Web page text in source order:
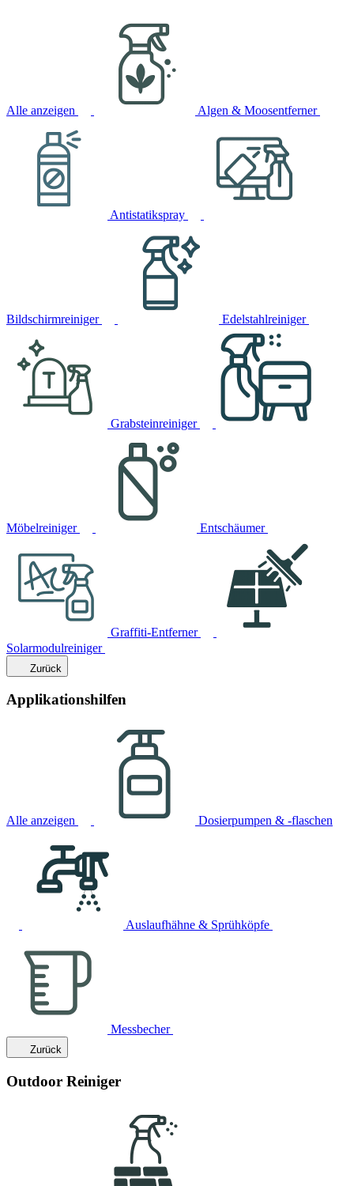
Alle anzeigen Algen & Moosentferner
Antistatikspray
Bildschirmreiniger Edelstahlreiniger
Grabsteinreiniger
Möbelreiniger Entschäumer
Graffiti-Entferner
Solarmodulreiniger
Zurück
Applikationshilfen
Alle anzeigen Dosierpumpen & -flaschen
Auslaufhähne & Sprühköpfe
Messbecher
Zurück
Outdoor Reiniger